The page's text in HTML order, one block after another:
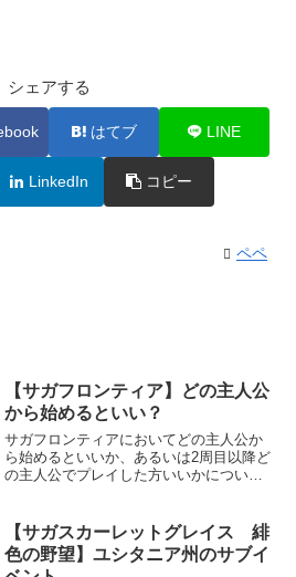
シェアする
はてブ LINE
LinkedIn コピー
ペペ
【サガフロンティア】どの主人公
から始めるといい？
サガフロンティアにおいてどの主人公か
ら始めるといいか、あるいは2周目以降ど
の主人公でプレイした方いいかについ
【サガスカーレットグレイス 緋
色の野望】ユシタニア州のサブイ